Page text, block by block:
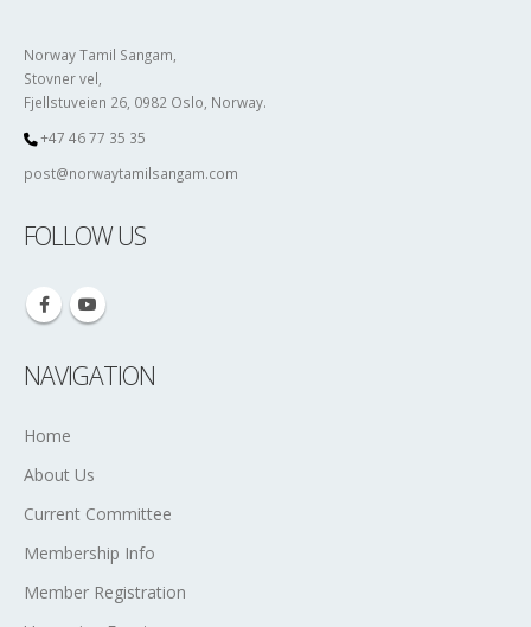
+47 46 77 35 35
post@norwaytamilsangam.com
FOLLOW US
NAVIGATION
Home
Current Committee
Membership Info
Member Registration
Upcoming Events
News